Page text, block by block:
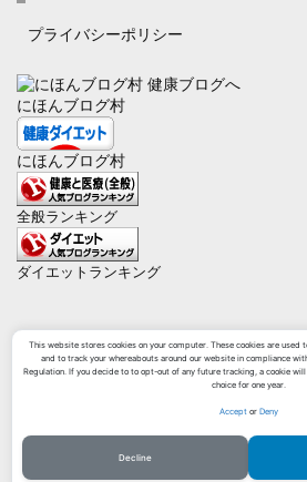
プライバシーポリシー
にほんブログ村
にほんブログ村
全般ランキング
ダイエットランキング
WordPress Luxeritas Theme is provided
This website stores cookies on your computer. These cookies are used
and to track your whereabouts around our website in compliance
Regulation. If you decide to to opt-out of any future tracking, a cookie
choice for one year.
Acceptor Deny
Decline